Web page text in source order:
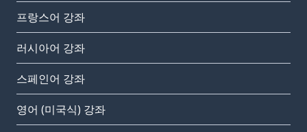
프랑스어 강좌
러시아어 강좌
스페인어 강좌
영어 (미국식) 강좌